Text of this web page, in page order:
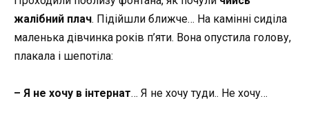
жалібний плач. Підійшли ближче… На камінні сиділа
маленька дівчинка років п’яти. Вона опустила голову,
плакала і шепотіла:
– Я не хочу в інтернат… Я не хочу туди.. Не хочу…